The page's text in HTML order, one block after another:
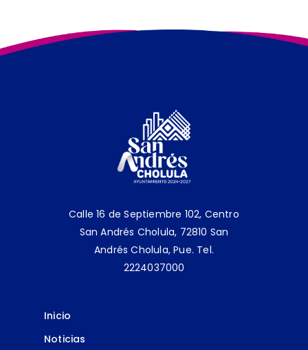
Calle 16 de Septiembre 102, Centro
San Andrés Cholula, 72810 San
Andrés Cholula, Pue. Tel.
2224037000
Inicio
Noticias